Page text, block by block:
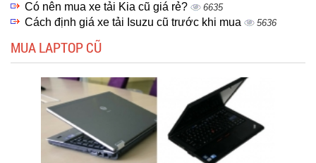
Có nên mua xe tải Kia cũ giá rẻ? 6635
Cách định giá xe tải Isuzu cũ trước khi mua 5636
MUA LAPTOP CŨ